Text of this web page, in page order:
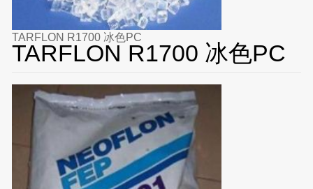
TARFLON R1700 冰色PC
TARFLON R1700 冰色PC